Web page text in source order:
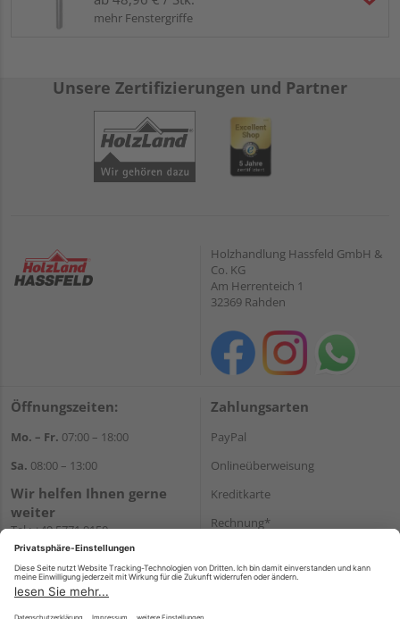
mehr Fenstergriffe
Unsere Zertifizierungen und Partner
Holzhandlung Hassfeld GmbH &
Co. KG
Am Herrenteich 1
32369 Rahden
Öffnungszeiten:
Mo. – Fr. 07:00 – 18:00
Sa. 08:00 – 13:00
Wir helfen Ihnen gerne
weiter
Tel.:+49 5771 9150
E-Mail:info@holz-hassfeld.de
WhatsApp
Zahlungsarten
PayPal
Onlineüberweisung
Kreditkarte
Rechnung*
Versand